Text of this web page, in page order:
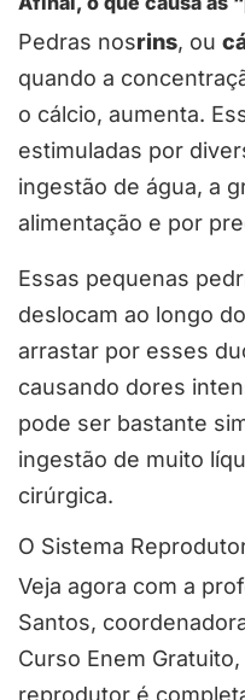
Pedras nosrins, ou
quando a
o cálcio, aumenta.
estimuladas por
ingestão de água, a
alimentação e por
Essas pequenas
deslocam ao longo
arrastar por esses
causando dores
pode ser bastante
ingestão de muito
cirúrgica.
O Sistema
Veja agora com a
Santos,
Curso Enem
reprodutor é